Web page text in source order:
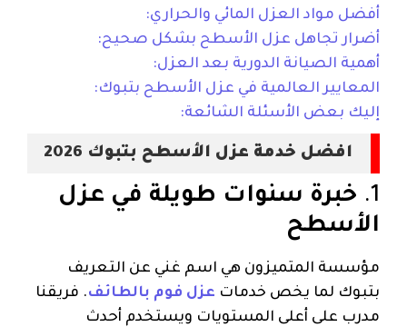
أفضل مواد العزل المائي والحراري:
أضرار تجاهل عزل الأسطح بشكل صحيح:
أهمية الصيانة الدورية بعد العزل:
المعايير العالمية في عزل الأسطح بتبوك:
إليك بعض الأسئلة الشائعة:
افضل خدمة عزل الأسطح بتبوك 2026
1. خبرة سنوات طويلة في عزل
الأسطح
مؤسسة المتميزون هي اسم غني عن التعريف
بتبوك لما يخص خدمات عزل فوم بالطائف. فريقنا
مدرب على أعلى المستويات ويستخدم أحدث